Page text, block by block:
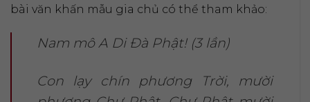
bài văn khấn mẫu gia chủ có thể tham khảo:
Nam mô A Di Đà Phật! (3 lần)
Con lạy chín phương Trời, mười